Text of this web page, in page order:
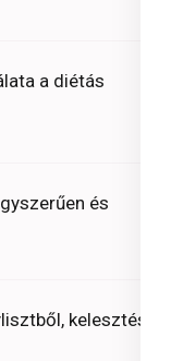
a diétás
és
kelesztés